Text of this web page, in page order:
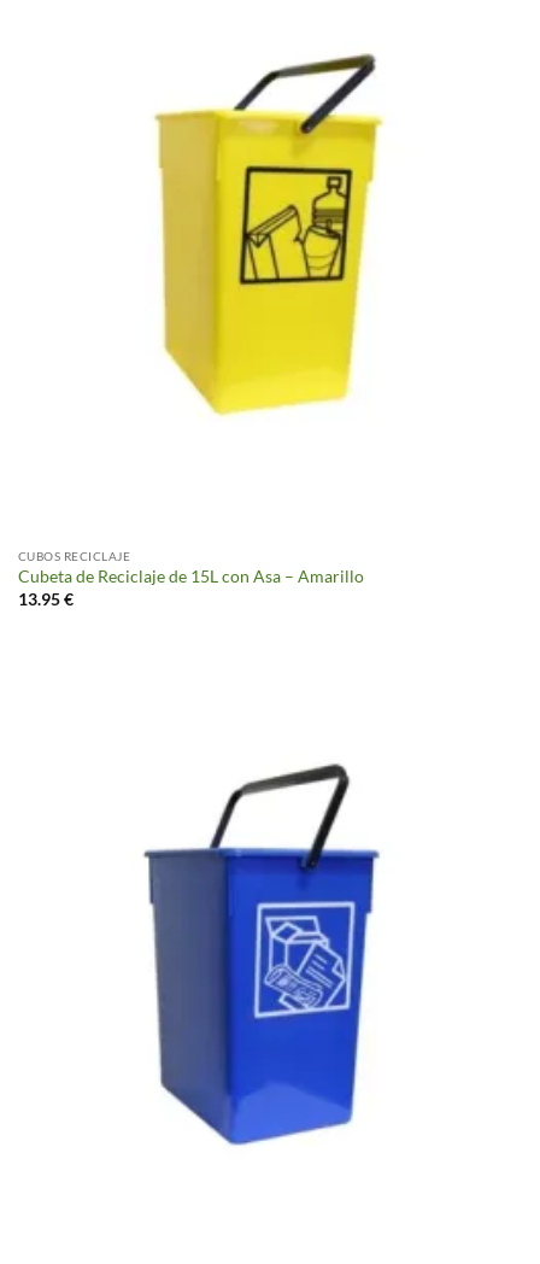
CUBOS RECICLAJE
Cubeta de Reciclaje de 15L con Asa – Amarillo
13.95€